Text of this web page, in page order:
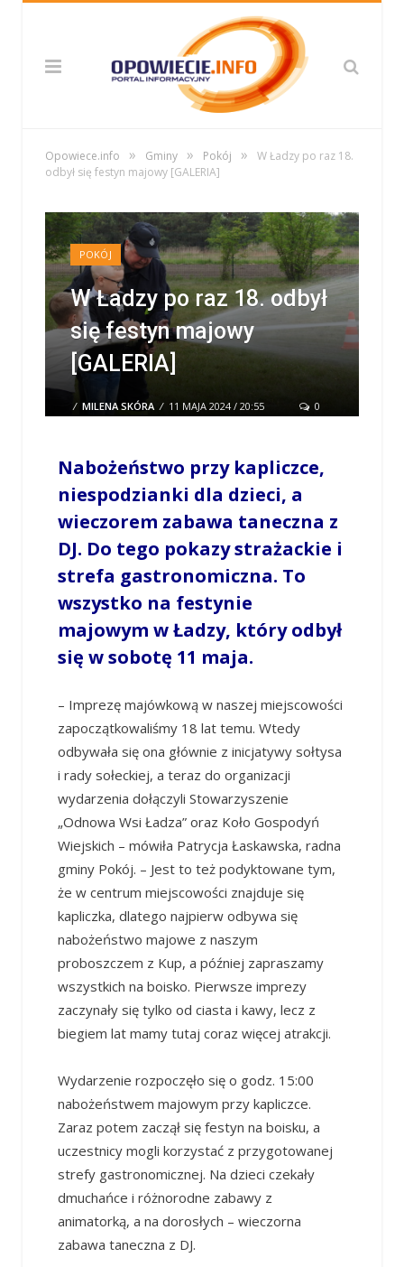
Opowiece.info » Gminy » Pokój »
W Ładzy po raz 18.
odbył się festyn majowy [GALERIA]
POKÓJ
W Ładzy po raz 18. odbył
się festyn majowy
[GALERIA]
/ MILENA SKÓRA / 11 MAJA 2024 / 20:55
0
COMMENTS
Nabożeństwo przy kapliczce,
niespodzianki dla dzieci, a
wieczorem zabawa taneczna z
DJ. Do tego pokazy strażackie i
strefa gastronomiczna. To
wszystko na festynie
majowym w Ładzy, który odbył
się w sobotę 11 maja.
– Imprezę majówkową w naszej miejscowości
zapoczątkowaliśmy 18 lat temu. Wtedy
odbywała się ona głównie z inicjatywy sołtysa
i rady sołeckiej, a teraz do organizacji
wydarzenia dołączyli Stowarzyszenie
„Odnowa Wsi Ładza” oraz Koło Gospodyń
Wiejskich – mówiła Patrycja Łaskawska, radna
gminy Pokój. – Jest to też podyktowane tym,
że w centrum miejscowości znajduje się
kapliczka, dlatego najpierw odbywa się
nabożeństwo majowe z naszym
proboszczem z Kup, a później zapraszamy
wszystkich na boisko. Pierwsze imprezy
zaczynały się tylko od ciasta i kawy, lecz z
biegiem lat mamy tutaj coraz więcej atrakcji.
Wydarzenie rozpoczęło się o godz. 15:00
nabożeństwem majowym przy kapliczce.
Zaraz potem zaczął się festyn na boisku, a
uczestnicy mogli korzystać z przygotowanej
strefy gastronomicznej. Na dzieci czekały
dmuchańce i różnorodne zabawy z
animatorką, a na dorosłych – wieczorna
zabawa taneczna z DJ.